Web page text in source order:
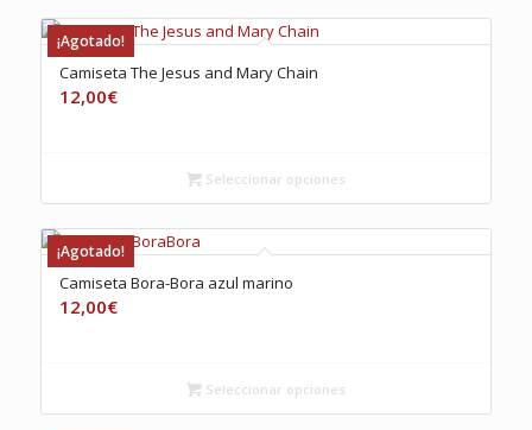
¡Agotado!
Camiseta The Jesus and Mary Chain
12,00€
Seleccionar opciones
¡Agotado!
Camiseta Bora-Bora azul marino
12,00€
Seleccionar opciones